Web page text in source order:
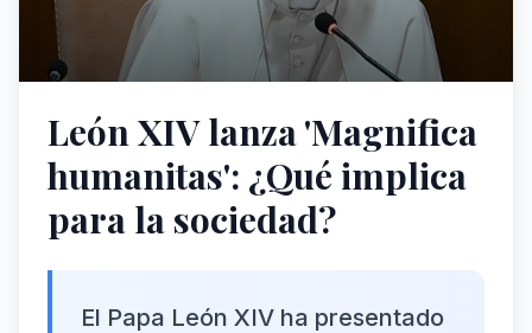
León XIV lanza 'Magnifica
humanitas': ¿Qué implica
para la sociedad?
El Papa León XIV ha presentado